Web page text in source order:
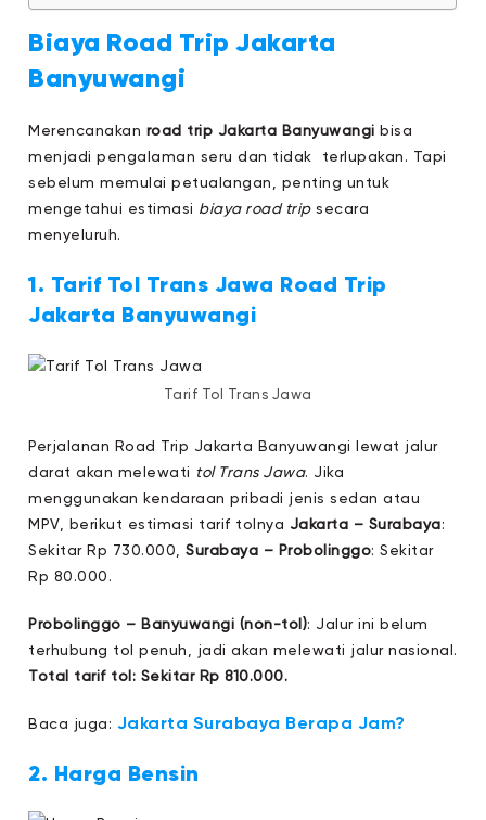
Biaya Road Trip Jakarta
Banyuwangi
Merencanakan road trip Jakarta Banyuwangi bisa
menjadi pengalaman seru dan tidak terlupakan. Tapi
sebelum memulai petualangan, penting untuk
mengetahui estimasi biaya road tripsecara
menyeluruh.
1. Tarif Tol Trans Jawa Road Trip
Jakarta Banyuwangi
Tarif Tol Trans Jawa
Perjalanan Road Trip Jakarta Banyuwangi lewat jalur
darat akan melewati tol Trans Jawa. Jika
menggunakan kendaraan pribadi jenis sedan atau
MPV, berikut estimasi tarif tolnya Jakarta – Surabaya:
Sekitar Rp 730.000,Surabaya – Probolinggo: Sekitar
Rp 80.000.
Probolinggo – Banyuwangi (non-tol): Jalur ini belum
terhubung tol penuh, jadi akan melewati jalur nasional.
Total tarif tol: Sekitar Rp 810.000.
Baca juga: Jakarta Surabaya Berapa Jam?
2. Harga Bensin